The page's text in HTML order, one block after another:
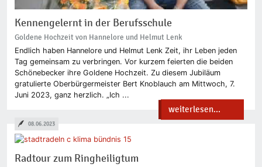
Kennengelernt in der Berufsschule
Goldene Hochzeit von Hannelore und Helmut Lenk
Endlich haben Hannelore und Helmut Lenk Zeit, ihr Leben jeden
Tag gemeinsam zu verbringen. Vor kurzem feierten die beiden
Schönebecker ihre Goldene Hochzeit. Zu diesem Jubiläum
gratulierte Oberbürgermeister Bert Knoblauch am Mittwoch, 7.
Juni 2023, ganz herzlich. „Ich ...
weiterlesen...
Radtour zum Ringheiligtum
08.06.2023